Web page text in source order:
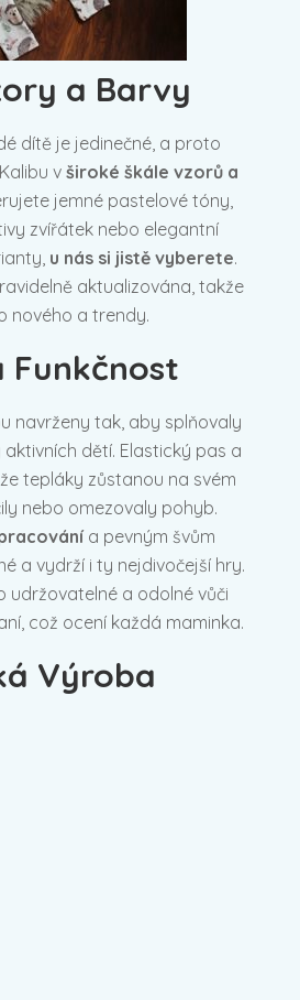
a Barvy
dítě je jedinečné, a proto
v široké škále vzorů a
jemné pastelové tóny,
zvířátek nebo elegantní
u nás si jistě vyberete.
aktualizována, takže
nového a trendy.
Funkčnost
navrženy tak, aby splňovaly
aktivních dětí. Elastický pas a
tepláky zůstanou na svém
nebo omezovaly pohyb.
a pevným švům
a vydrží i ty nejdivočejší hry.
udržovatelné a odolné vůči
což ocení každá maminka.
Výroba